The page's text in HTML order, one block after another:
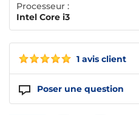
1 avis client
Poser une question
Processeur :
Intel Core i3